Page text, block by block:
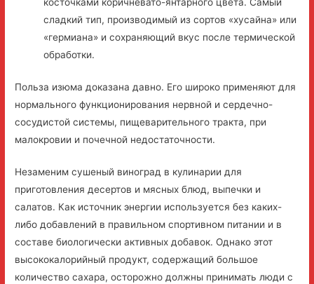
сладкий тип, производимый из сортов «хусайна» или
«гермиана» и сохраняющий вкус после термической
обработки.
Польза изюма доказана давно. Его широко применяют для
нормального функционирования нервной и сердечно-
сосудистой системы, пищеварительного тракта, при
малокровии и почечной недостаточности.
Незаменим сушеный виноград в кулинарии для
приготовления десертов и мясных блюд, выпечки и
салатов. Как источник энергии используется без каких-
либо добавлений в правильном спортивном питании и в
составе биологически активных добавок. Однако этот
высококалорийный продукт, содержащий большое
количество сахара, осторожно должны принимать люди с